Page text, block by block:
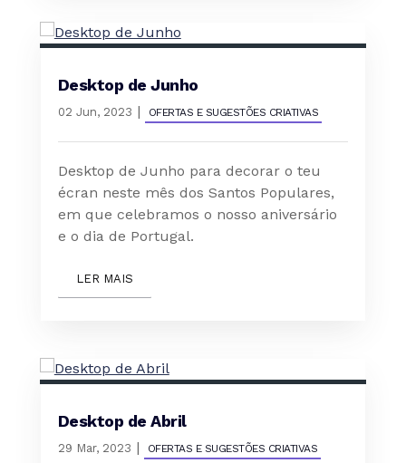
Desktop de Junho
02 Jun, 2023 | OFERTAS E SUGESTÕES CRIATIVAS
Desktop de Junho para decorar o teu
écran neste mês dos Santos Populares,
em que celebramos o nosso aniversário
e o dia de Portugal.
LER MAIS
Desktop de Abril
29 Mar, 2023 | OFERTAS E SUGESTÕES CRIATIVAS